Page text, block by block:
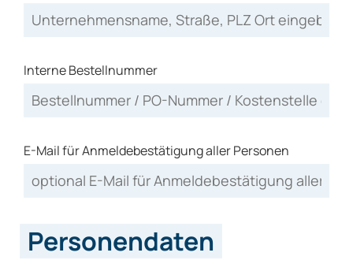
Interne Bestellnummer
E-Mail für Anmeldebestätigung aller Personen
Personendaten